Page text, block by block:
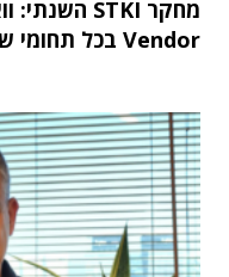
Vendor בכל תחומי שוק ה-IT